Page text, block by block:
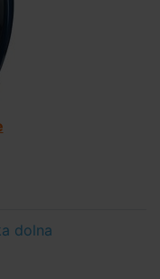
dolna